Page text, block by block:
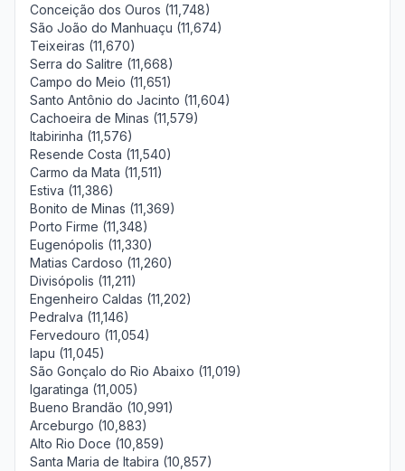
Conceição dos Ouros (11,748)
São João do Manhuaçu (11,674)
Teixeiras (11,670)
Serra do Salitre (11,668)
Campo do Meio (11,651)
Santo Antônio do Jacinto (11,604)
Cachoeira de Minas (11,579)
Itabirinha (11,576)
Resende Costa (11,540)
Carmo da Mata (11,511)
Estiva (11,386)
Bonito de Minas (11,369)
Porto Firme (11,348)
Eugenópolis (11,330)
Matias Cardoso (11,260)
Divisópolis (11,211)
Engenheiro Caldas (11,202)
Pedralva (11,146)
Fervedouro (11,054)
Iapu (11,045)
São Gonçalo do Rio Abaixo (11,019)
Igaratinga (11,005)
Bueno Brandão (10,991)
Arceburgo (10,883)
Alto Rio Doce (10,859)
Santa Maria de Itabira (10,857)